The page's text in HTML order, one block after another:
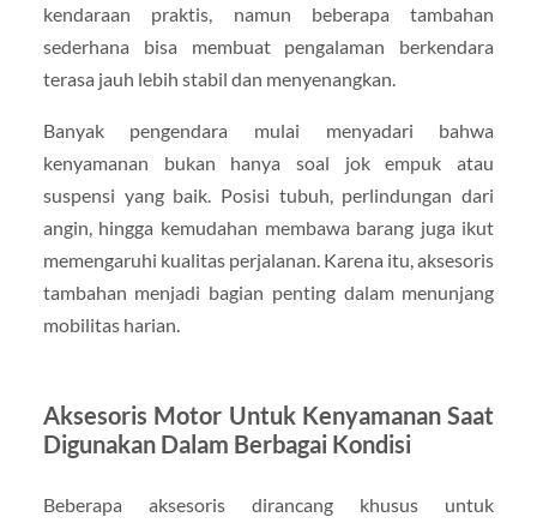
kendaraan praktis, namun beberapa tambahan
sederhana bisa membuat pengalaman berkendara
terasa jauh lebih stabil dan menyenangkan.
Banyak pengendara mulai menyadari bahwa
kenyamanan bukan hanya soal jok empuk atau
suspensi yang baik. Posisi tubuh, perlindungan dari
angin, hingga kemudahan membawa barang juga ikut
memengaruhi kualitas perjalanan. Karena itu, aksesoris
tambahan menjadi bagian penting dalam menunjang
mobilitas harian.
Aksesoris Motor Untuk Kenyamanan Saat
Digunakan Dalam Berbagai Kondisi
Beberapa aksesoris dirancang khusus untuk